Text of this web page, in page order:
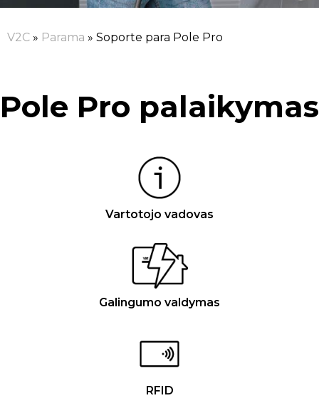
V2C » Parama » Soporte para Pole Pro
Pole Pro palaikymas
Vartotojo vadovas
Galingumo valdymas
RFID